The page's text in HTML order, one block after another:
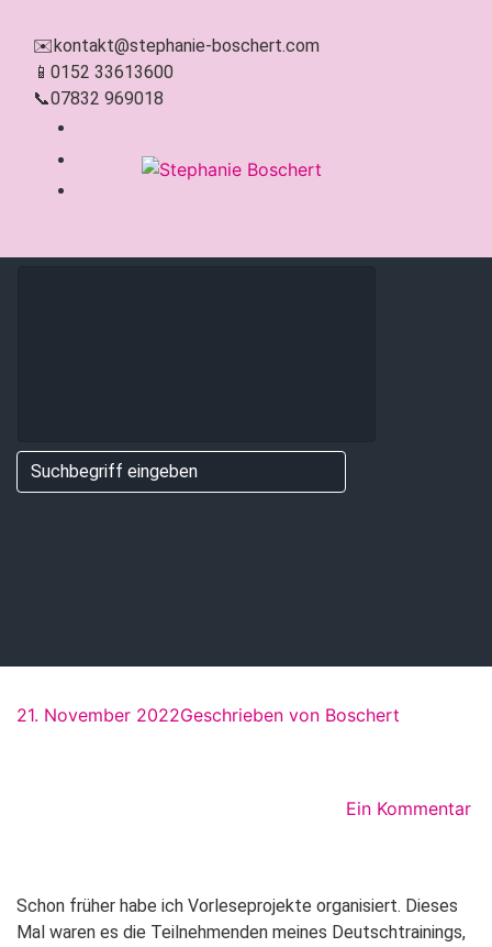
✉️kontakt@stephanie-boschert.com
📱 0152 33613600
📞07832 969018
21. November 2022Geschrieben von Boschert
Ein Kommentar
Schon früher habe ich Vorleseprojekte organisiert. Dieses
Mal waren es die Teilnehmenden meines Deutschtrainings,